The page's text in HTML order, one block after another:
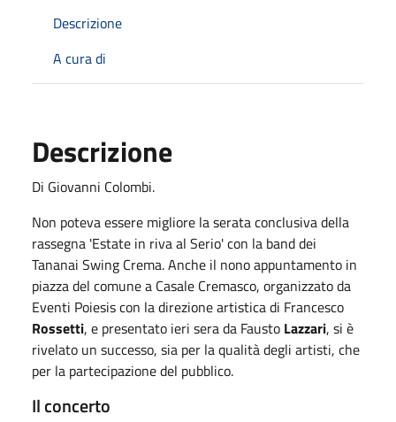
Descrizione
A cura di
Descrizione
Di Giovanni Colombi.
Non poteva essere migliore la serata conclusiva della
rassegna 'Estate in riva al Serio' con la band dei
Tananai Swing Crema. Anche il nono appuntamento in
piazza del comune a Casale Cremasco, organizzato da
Eventi Poiesis con la direzione artistica di Francesco
Rossetti, e presentato ieri sera da Fausto Lazzari, si è
rivelato un successo, sia per la qualità degli artisti, che
per la partecipazione del pubblico.
Il concerto